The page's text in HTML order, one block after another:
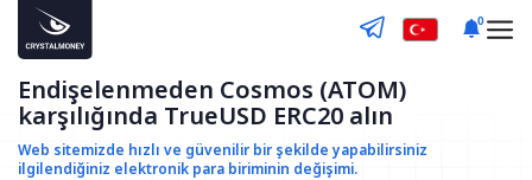
0
Endişelenmeden Cosmos (ATOM)
karşılığında TrueUSD ERC20 alın
Web sitemizde hızlı ve güvenilir bir şekilde yapabilirsiniz
ilgilendiğiniz elektronik para biriminin değişimi.